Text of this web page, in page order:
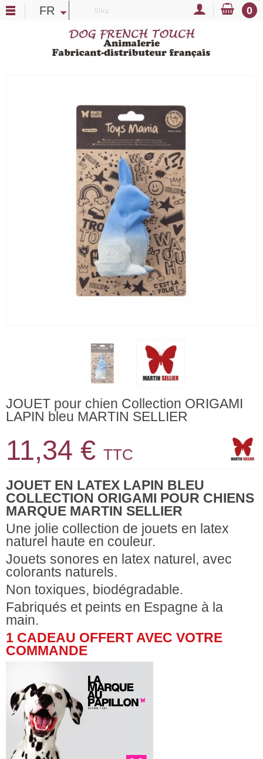
FR Blog 0
JOUET pour chien Collection ORIGAMI
LAPIN bleu MARTIN SELLIER
11,34 € TTC
JOUET EN LATEX LAPIN BLEU
COLLECTION ORIGAMI POUR CHIENS
MARQUE MARTIN SELLIER
Une jolie collection de jouets en latex
naturel haute en couleur.
Jouets sonores en latex naturel, avec
colorants naturels.
Non toxiques, biodégradable.
Fabriqués et peints en Espagne à la
main.
1 CADEAU OFFERT AVEC VOTRE
COMMANDE